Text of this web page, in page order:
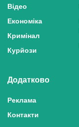
Відео
Економіка
Кримінал
Курйози
Додатково
Реклама
Контакти